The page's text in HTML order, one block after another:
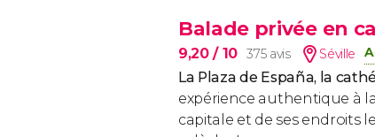
Balade privée en
9,20/ 10 375 avis Séville
La Plaza de España, la
expérience authentique à
capitale et de ses endroits